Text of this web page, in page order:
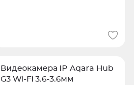
Видеокамера IP Aqara Hub
G3 Wi-Fi 3.6-3.6мм